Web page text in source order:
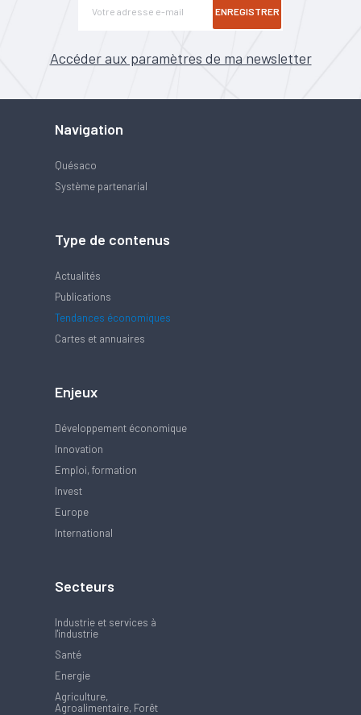
ENREGISTRER
Accéder aux paramètres de ma newsletter
Navigation
Quésaco
Système partenarial
Type de contenus
Actualités
Publications
Tendances économiques
Cartes et annuaires
Enjeux
Développement économique
Innovation
Emploi, formation
Invest
Europe
International
Secteurs
Industrie et services à
l'industrie
Santé
Energie
Agriculture,
Agroalimentaire, Forêt